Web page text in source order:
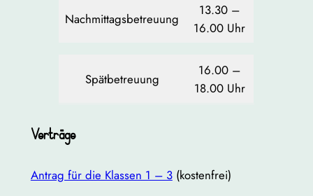
Nachmittagsbetreuung
13.30 –
16.00 Uhr
Spätbetreuung
16.00 –
18.00 Uhr
Verträge
Antrag für die Klassen 1 – 3(kostenfrei)